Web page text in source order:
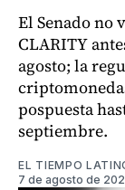
El Senado no
CLARITY
agosto; la
pospuesta
septiembre.
EL TIEMPO
7 de agosto de